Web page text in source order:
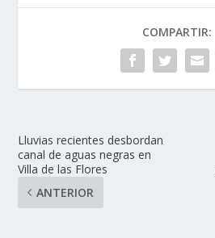
COMPARTIR:
Lluvias recientes desbordan
canal de aguas negras en
Villa de las Flores
ANTERIOR